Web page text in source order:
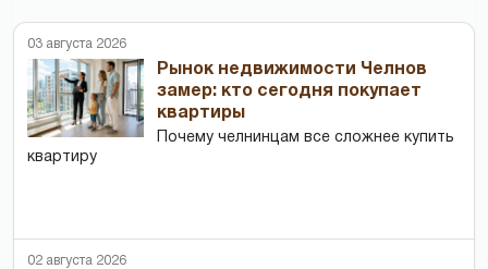
03 августа 2026
Рынок недвижимости Челнов
замер: кто сегодня покупает
квартиры
Почему челнинцам все сложнее купить
квартиру
02 августа 2026